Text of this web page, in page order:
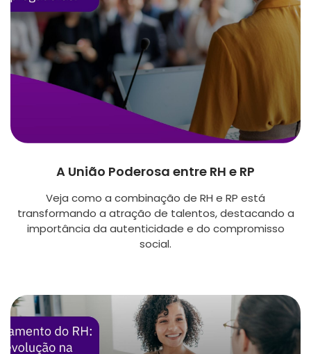
A União Poderosa entre RH e RP
Veja como a combinação de RH e RP está
transformando a atração de talentos, destacando a
importância da autenticidade e do compromisso
social.